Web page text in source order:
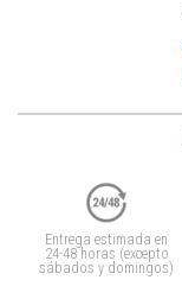
Entrega estimada en
24-48 horas (excepto
sábados y domingos)